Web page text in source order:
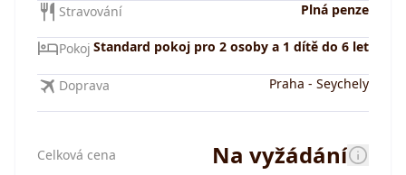
Stravování Plná penze
Pokoj Standard pokoj pro 2 osoby a 1 dítě do 6 let
Doprava Praha - Seychely
Celková cena Na vyžádání